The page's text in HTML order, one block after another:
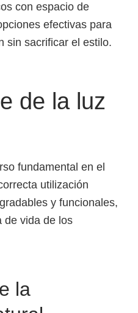
con espacio de
efectivas para
sin sacrificar el estilo.
de la luz
fundamental en el
utilización
y funcionales,
de vida de los
la